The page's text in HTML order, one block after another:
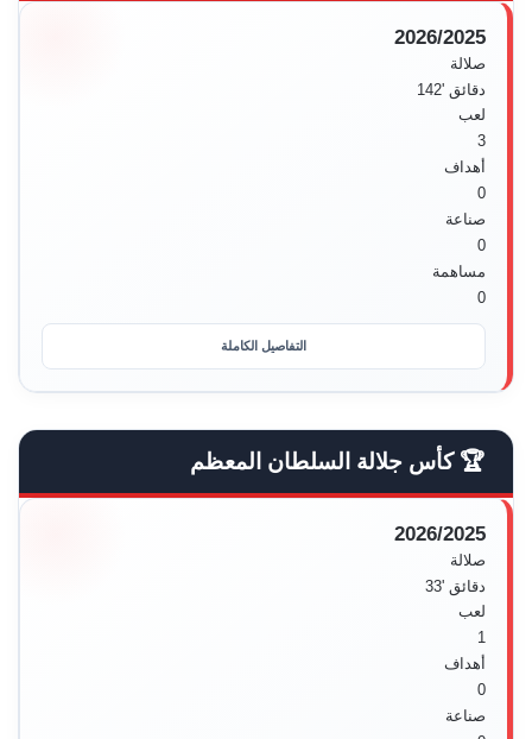
2026/2025
صلالة
دقائق '142
لعب
3
أهداف
0
صناعة
0
مساهمة
0
التفاصيل الكاملة
🏆 كأس جلالة السلطان المعظم
2026/2025
صلالة
دقائق '33
لعب
1
أهداف
0
صناعة